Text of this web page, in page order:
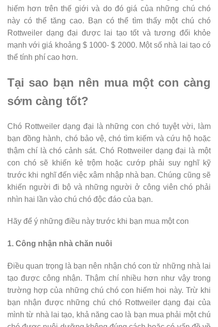
hiếm hơn trên thế giới và do đó giá của những chú chó
này có thể tăng cao. Bạn có thể tìm thấy một chú chó
Rottweiler dạng đại được lai tạo tốt và tương đối khỏe
mạnh với giá khoảng $ 1000- $ 2000. Một số nhà lai tạo có
thể tính phí cao hơn.
Tại sao bạn nên mua một con càng
sớm càng tốt?
Chó Rottweiler dạng đại là những con chó tuyệt vời, làm
bạn đồng hành, chó bảo vệ, chó tìm kiếm và cứu hộ hoặc
thậm chí là chó cảnh sát. Chó Rottweiler dạng đại là một
con chó sẽ khiến kẻ trộm hoặc cướp phải suy nghĩ kỹ
trước khi nghĩ đến việc xâm nhập nhà bạn. Chúng cũng sẽ
khiến người đi bộ và những người ở công viên chó phải
nhìn hai lần vào chú chó độc đáo của bạn.
Hãy để ý những điều này trước khi bạn mua một con
1. Công nhận nhà chăn nuôi
Điều quan trọng là bạn nên nhận chó con từ những nhà lai
tạo được công nhận. Thậm chí nhiều hơn như vậy trong
trường hợp của những chú chó con hiếm hoi này. Trừ khi
bạn nhận được những chú chó Rottweiler dạng đại của
mình từ nhà lai tạo, khả năng cao là bạn mua phải một chú